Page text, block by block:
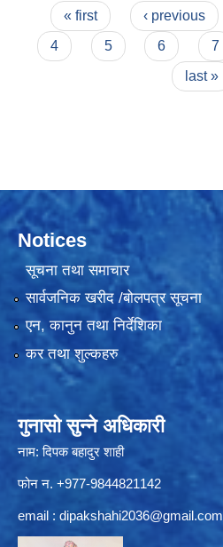
प्रतिकार्य योजना २०७९
Pages
« first ‹ previous
4
5 6 7
last »
Notices
सूचना तथा समाचार
सार्वजनिक खरीद /बोलपत्र सूचना
एन, कानुन तथा निर्देशिका
कर तथा शुल्कहरु
गुनासो सुन्ने अधिकारी
नाम: दिपक बहादुर शाही
फोन न. +977-9844821142
email : dipakshahi2036@gmail.com